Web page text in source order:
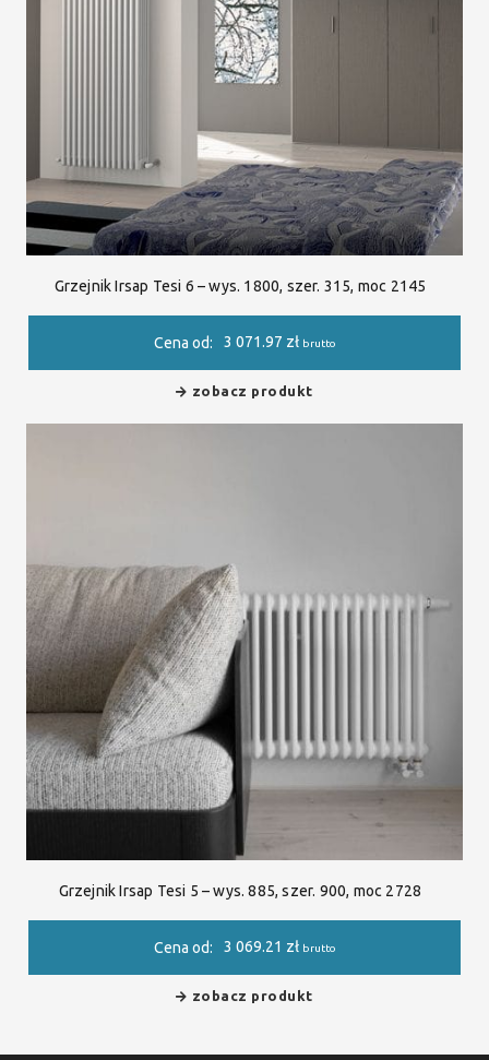
Grzejnik Irsap Tesi 6 – wys. 1800, szer. 315, moc 2145
Cena od: 3 071.97 zł brutto
zobacz produkt
Grzejnik Irsap Tesi 5 – wys. 885, szer. 900, moc 2728
Cena od: 3 069.21 zł brutto
zobacz produkt